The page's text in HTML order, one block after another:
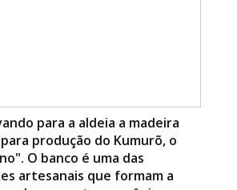
para a aldeia a madeira
produção do Kumurõ, o
O banco é uma das
artesanais que formam a